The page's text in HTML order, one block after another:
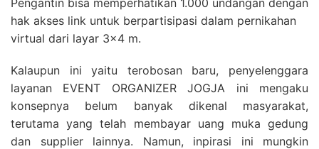
Pengantin bisa memperhatikan 1.000 undangan dengan
hak akses link untuk berpartisipasi dalam pernikahan
virtual dari layar 3×4 m.
Kalaupun ini yaitu terobosan baru, penyelenggara
layanan EVENT ORGANIZER JOGJA ini mengaku
konsepnya belum banyak dikenal masyarakat,
terutama yang telah membayar uang muka gedung
dan supplier lainnya. Namun, inpirasi ini mungkin